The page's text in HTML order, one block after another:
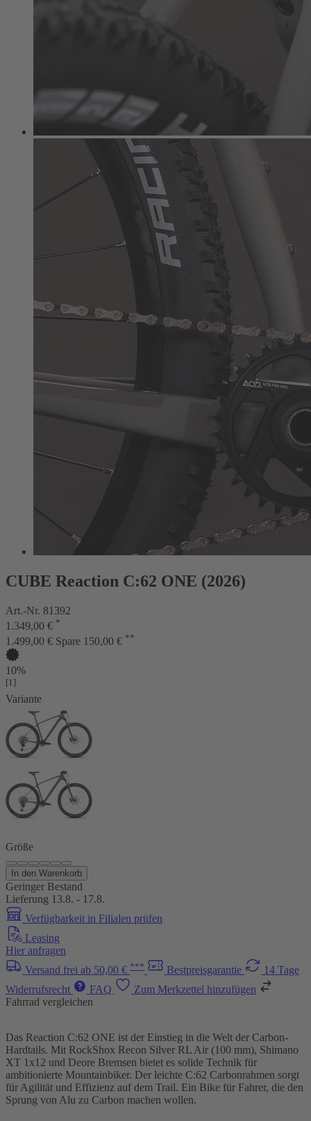
CUBE Reaction C:62 ONE (2026)
Art.-Nr. 81392
1.349,00 € *
1.499,00 € Spare 150,00 € **
10%
[1]
Variante
Größe
In den Warenkorb
Geringer Bestand
Lieferung 13.8. - 17.8.
Verfügbarkeit in Filialen prüfen
Leasing
Hier anfragen
Versand frei ab 50,00 € *** Bestpreisgarantie
14 Tage
Widerrufsrecht
FAQ
Zum Merkzettel hinzufügen
Fahrrad vergleichen
Das Reaction C:62 ONE ist der Einstieg in die Welt der Carbon-
Hardtails. Mit RockShox Recon Silver RL Air (100 mm), Shimano
XT 1x12 und Deore Bremsen bietet es solide Technik für
ambitionierte Mountainbiker. Der leichte C:62 Carbonrahmen sorgt
für Agilität und Effizienz auf dem Trail. Ein Bike für Fahrer, die den
Sprung von Alu zu Carbon machen wollen.